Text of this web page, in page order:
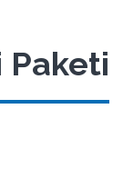
Paketi